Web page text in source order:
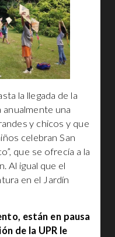
la llegada de la
anualmente una
y chicos y que
celebran San
que se ofrecía a la
Al igual que el
en el Jardín
están en pausa
de la UPR le